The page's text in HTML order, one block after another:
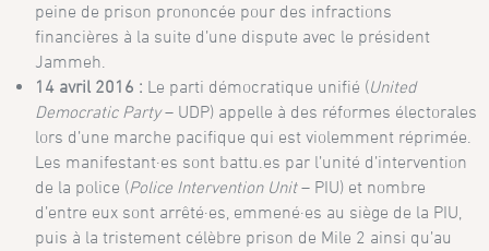
peine de prison prononcée pour des infractions
financières à la suite d’une dispute avec le président
Jammeh.
14 avril 2016 : Le parti démocratique unifié (United
Democratic Party– UDP) appelle à des réformes électorales
lors d’une marche pacifique qui est violemment réprimée.
Les manifestant·es sont battu.es par l’unité d’intervention
de la police (Police Intervention Unit– PIU) et nombre
d’entre eux sont arrêté·es, emmené·es au siège de la PIU,
puis à la tristement célèbre prison de Mile 2 ainsi qu’au